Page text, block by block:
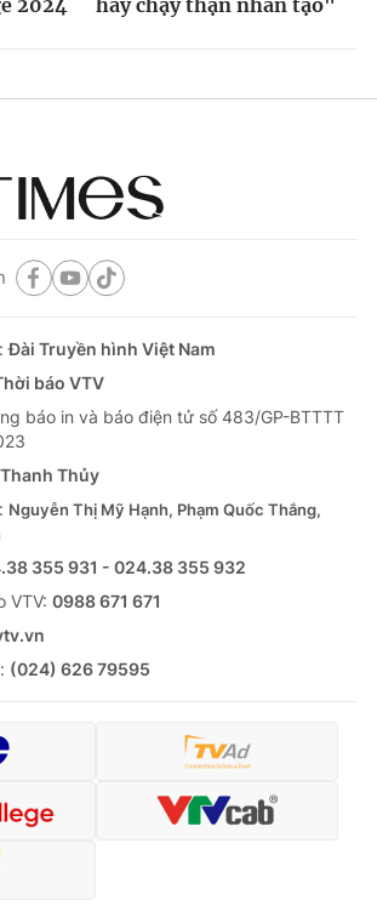
Đài Truyền hình Việt Nam
báo VTV
báo in và báo điện tử số 483/GP-BTTTT
Thủy
Nguyễn Thị Mỹ Hạnh, Phạm Quốc Thắng,
355 931 - 024.38 355 932
VTV: 0988 671 671
(024) 626 79595